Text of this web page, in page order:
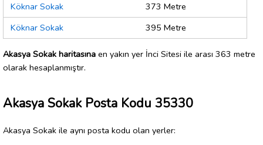
Köknar Sokak
373 Metre
Köknar Sokak
395 Metre
Akasya Sokak haritasına en yakın yer İnci Sitesi ile arası 363 metre
olarak hesaplanmıştır.
Akasya Sokak Posta Kodu 35330
Akasya Sokak ile aynı posta kodu olan yerler: